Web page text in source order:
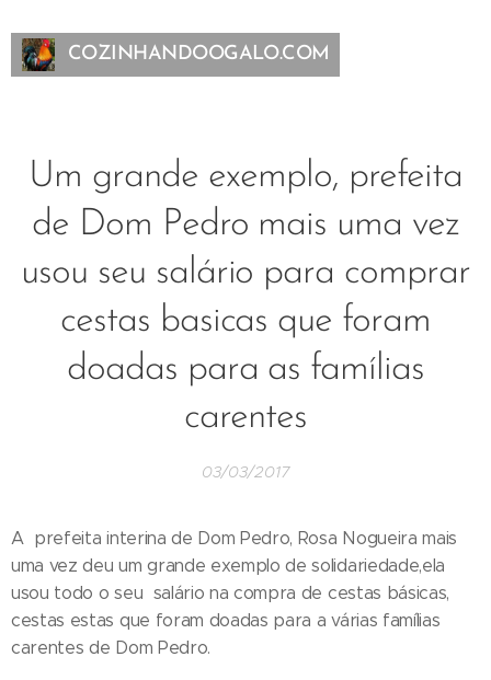
COZINHANDOOGALO.COM
Um grande exemplo, prefeita
de Dom Pedro mais uma vez
usou seu salário para comprar
cestas basicas que foram
doadas para as famílias
carentes
03/03/2017
A prefeita interina de Dom Pedro, Rosa Nogueira mais
uma vez deu um grande exemplo de solidariedade,ela
usou todo o seu salário na compra de cestas básicas,
cestas estas que foram doadas para a várias famílias
carentes de Dom Pedro.